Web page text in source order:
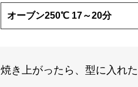
オーブン250℃ 17～20分
焼き上がったら、型に入れ